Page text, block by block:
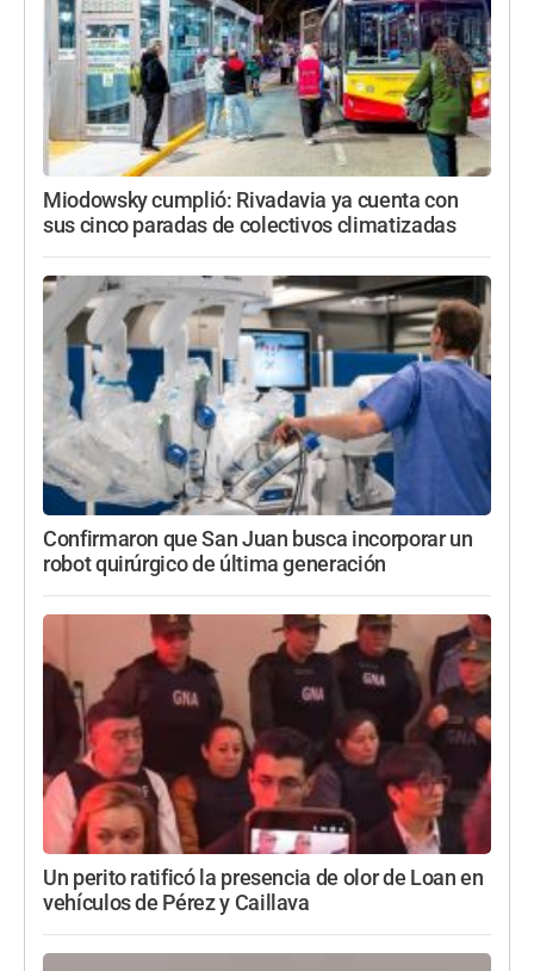
Miodowsky cumplió: Rivadavia ya cuenta con
sus cinco paradas de colectivos climatizadas
Confirmaron que San Juan busca incorporar un
robot quirúrgico de última generación
Un perito ratificó la presencia de olor de Loan en
vehículos de Pérez y Caillava